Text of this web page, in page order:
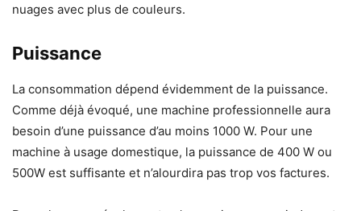
nuages ​​avec plus de couleurs.
Puissance
La consommation dépend évidemment de la puissance.
Comme déjà évoqué, une machine professionnelle aura
besoin d’une puissance d’au moins 1000 W. Pour une
machine à usage domestique, la puissance de 400 W ou
500W est suffisante et n’alourdira pas trop vos factures.